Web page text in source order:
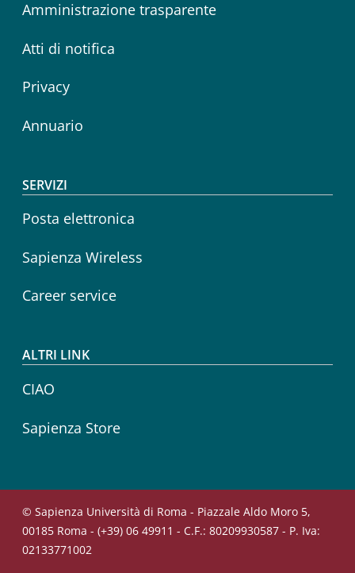
Amministrazione trasparente
Atti di notifica
Privacy
Annuario
SERVIZI
Posta elettronica
Sapienza Wireless
Career service
ALTRI LINK
CIAO
Sapienza Store
© Sapienza Università di Roma - Piazzale Aldo Moro 5,
00185 Roma - (+39) 06 49911 - C.F.: 80209930587 - P. Iva:
02133771002